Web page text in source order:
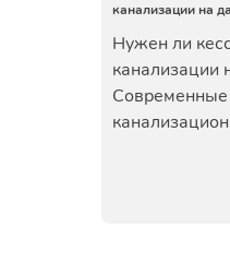
канализации на
Нужен ли
канализации